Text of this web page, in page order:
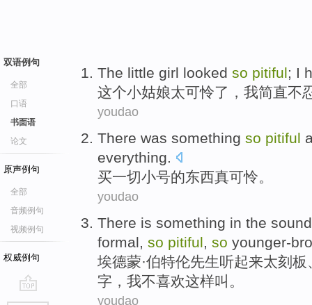
双语例句
全部
口语
书面语
论文
原声例句
全部
音频例句
视频例句
权威例句
go
The little girl looked so pitiful; I
这个小姑娘太可怜了 ， 我简直不
youdao
There was something so pitiful
everything.
买一切小号的东西真可怜。
youdao
There is something in the sound
formal, so pitiful so younger-
埃德蒙·伯特伦先生听起来太刻板
字， 我不喜欢这样叫。
youdao